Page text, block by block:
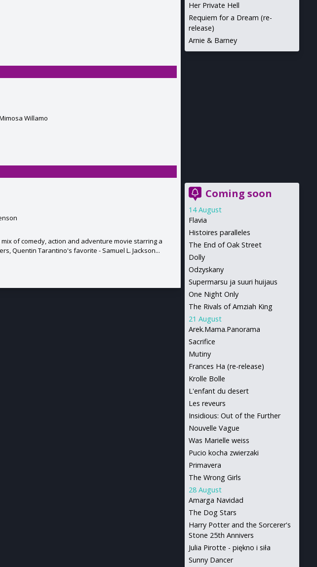
Willamo
of comedy, action and adventure movie starring a
Quentin Tarantino's favorite - Samuel L. Jackson...
Her Private Hell
Requiem for a Dream (re-
release)
Arnie & Barney
Coming soon
14 August
Flavia
Histoires paralleles
The End of Oak Street
Dolly
Odzyskany
Supermarsu ja suuri huijaus
One Night Only
The Rivals of Amziah King
21 August
Arek.Mama.Panorama
Sacrifice
Mutiny
Frances Ha (re-release)
Krolle Bolle
L'enfant du desert
Les reveurs
Insidious: Out of the Further
Nouvelle Vague
Was Marielle weiss
Pucio kocha zwierzaki
Primavera
The Wrong Girls
28 August
Amarga Navidad
The Dog Stars
Harry Potter and the Sorcerer's
Stone 25th Annivers
Julia Pirotte - piękno i siła
Sunny Dancer